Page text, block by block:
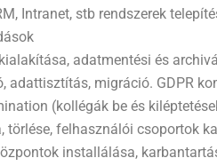
Intranet, stb rendszerek
adatmentési és
adattisztítás, migráció. GDPR
(kollégák be és
törlése, felhasználói csoportok
installálása,